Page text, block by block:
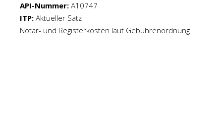
API-Nummer: A10747
ITP: Aktueller Satz
Notar- und Registerkosten laut Gebührenordnung